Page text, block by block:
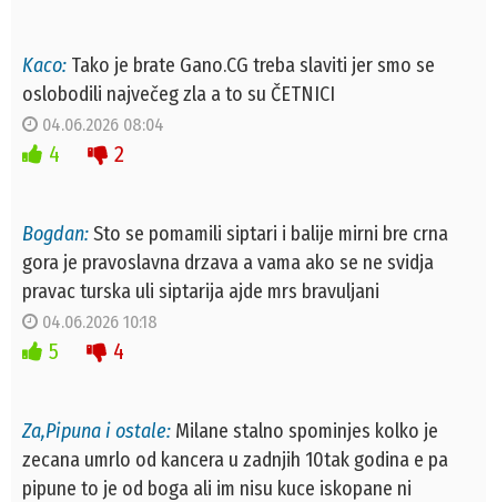
Kaco: Tako je brate Gano.CG treba slaviti jer smo se
oslobodili največeg zla a to su ČETNICI
04.06.2026 08:04
4 2
Bogdan:Sto se pomamili siptari i balije mirni bre crna
gora je pravoslavna drzava a vama ako se ne svidja
pravac turska uli siptarija ajde mrs bravuljani
04.06.2026 10:18
5 4
Za,Pipuna i ostale: Milane stalno spominjes kolko je
zecana umrlo od kancera u zadnjih 10tak godina e pa
pipune to je od boga ali im nisu kuce iskopane ni